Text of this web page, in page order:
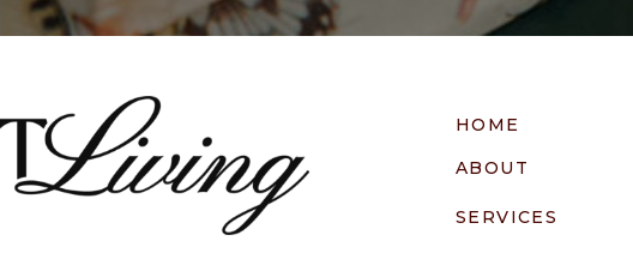
HOME
ABOUT
SERVICES